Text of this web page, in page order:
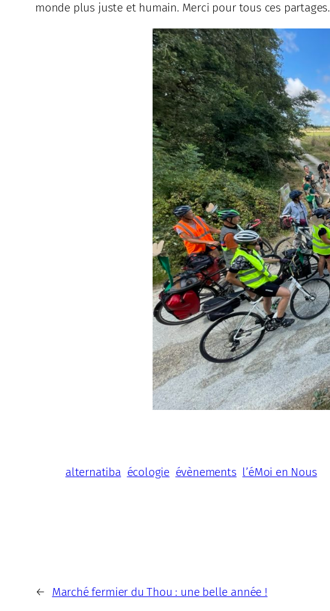
monde plus juste et humain. Merci pour tous ces partages.
alternatiba écologie évènements l’éMoi en Nous
← Marché fermier du Thou : une belle année !